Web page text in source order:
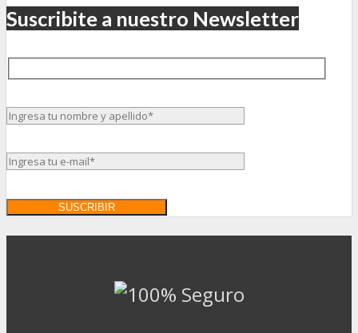
Suscribite a nuestro Newsletter